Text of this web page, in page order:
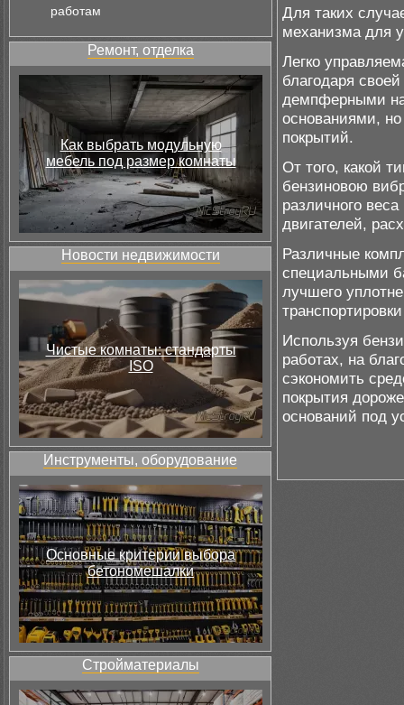
работам
Ремонт, отделка
Как выбрать модульную
мебель под размер комнаты
Новости недвижимости
Чистые комнаты: стандарты
ISO
Инструменты, оборудование
Основные критерии выбора
бетономешалки
Стройматериалы
Для таких
механизма для
Легко
благодаря
демпферными
основаниями,
покрытий.
От того, какой
бензиновою
различного
двигателей,
Различные
специальными
лучшего
Используя
работах, на
сэкономить
покрытия
оснований под